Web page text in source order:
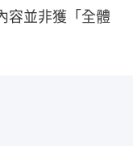
容並非獲「全體